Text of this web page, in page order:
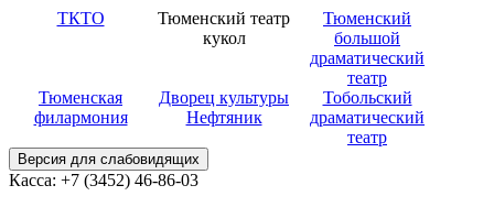
ТКТО
Тюменский театр
кукол
Тюменский
большой
драматический
театр
Тюменская
филармония
Дворец культуры
Нефтяник
Тобольский
драматический
театр
Версия для слабовидящих
Касса: +7 (3452) 46-86-03